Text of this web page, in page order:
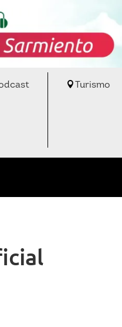
Turismo